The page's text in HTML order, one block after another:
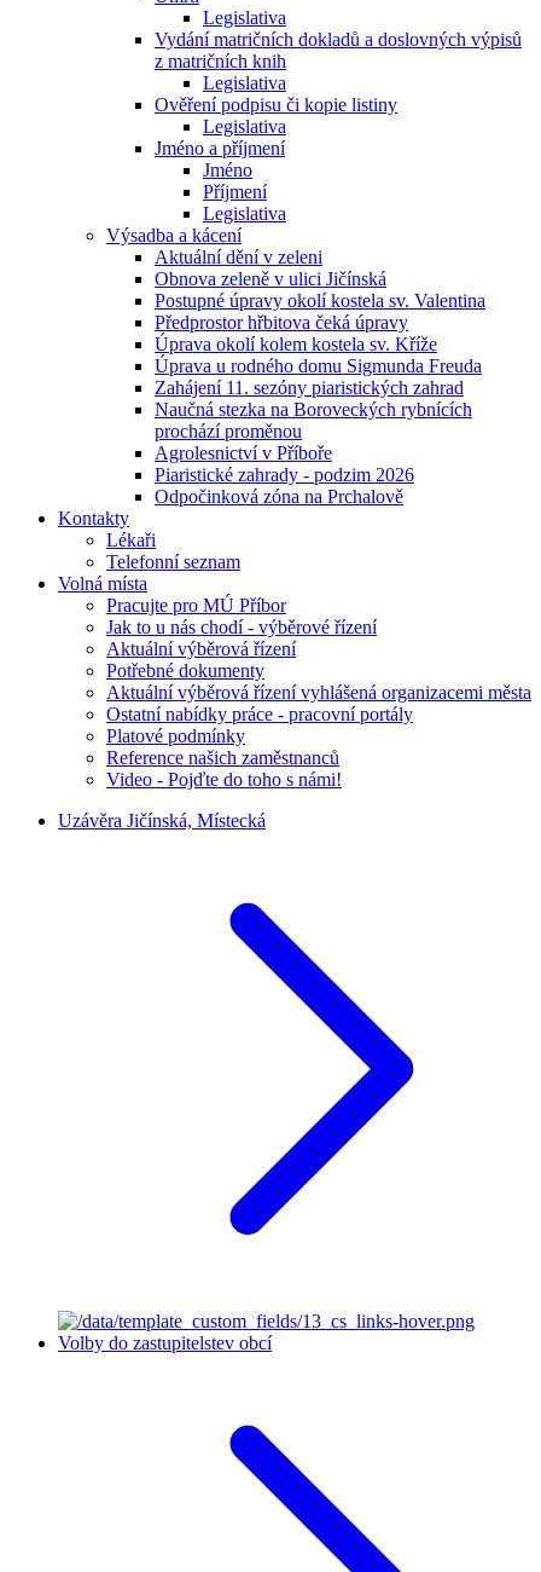
Legislativa
Vydání matričních dokladů a doslovných výpisů
z matričních knih
Legislativa
Ověření podpisu či kopie listiny
Legislativa
Jméno a příjmení
Jméno
Příjmení
Legislativa
Výsadba a kácení
Aktuální dění v zeleni
Obnova zeleně v ulici Jičínská
Postupné úpravy okolí kostela sv. Valentina
Předprostor hřbitova čeká úpravy
Úprava okolí kolem kostela sv. Kříže
Úprava u rodného domu Sigmunda Freuda
Zahájení 11. sezóny piaristických zahrad
Naučná stezka na Boroveckých rybnících
prochází proměnou
Agrolesnictví v Příboře
Piaristické zahrady - podzim 2026
Odpočinková zóna na Prchalově
Kontakty
Lékaři
Telefonní seznam
Volná místa
Pracujte pro MÚ Příbor
Jak to u nás chodí - výběrové řízení
Aktuální výběrová řízení
Potřebné dokumenty
Aktuální výběrová řízení vyhlášená organizacemi města
Ostatní nabídky práce - pracovní portály
Platové podmínky
Reference našich zaměstnanců
Video - Pojďte do toho s námi!
Uzávěra Jičínská, Místecká
Volby do zastupitelstev obcí